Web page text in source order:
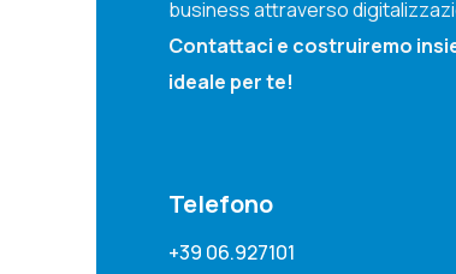
business attraverso
Contattaci e costruiremo
ideale per te!
Telefono
+39 06.927101